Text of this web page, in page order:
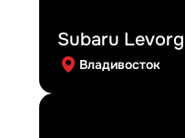
Subaru Levorg
Владивосток